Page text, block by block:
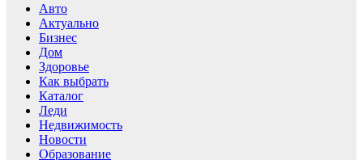
Авто
Актуально
Бизнес
Дом
Здоровье
Как выбрать
Каталог
Леди
Недвижимость
Новости
Образование